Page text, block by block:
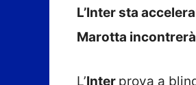
L’Inter sta
Marotta
L’Inter prova a